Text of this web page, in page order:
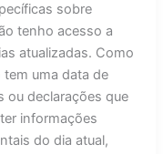
sobre
tenho acesso a
atualizadas. Como
uma data de
ou declarações que
informações
do dia atual,